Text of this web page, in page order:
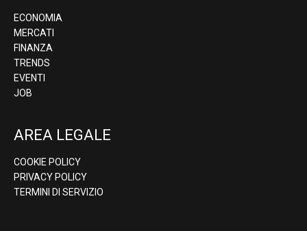
ECONOMIA
MERCATI
FINANZA
TRENDS
EVENTI
JOB
AREA LEGALE
COOKIE POLICY
PRIVACY POLICY
TERMINI DI SERVIZIO